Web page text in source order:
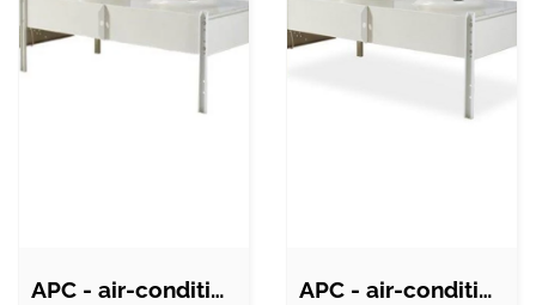
APC - air-conditioning condenser APC - air-conditioning condenser - 2…